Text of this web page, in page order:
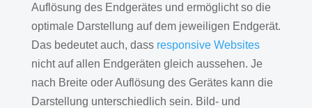
Auflösung des Endgerätes und ermöglicht so die
optimale Darstellung auf dem jeweiligen Endgerät.
Das bedeutet auch, dass responsive Websites
nicht auf allen Endgeräten gleich aussehen. Je
nach Breite oder Auflösung des Gerätes kann die
Darstellung unterschiedlich sein. Bild- und